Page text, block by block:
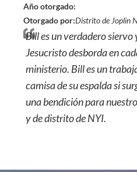
Año otorgado:
Otorgado por:Distrito de Joplin
Bill es un verdadero siervo
Jesucristo desborda en
ministerio. Bill es un
camisa de su espalda si
una bendición para
y de distrito de NYI.